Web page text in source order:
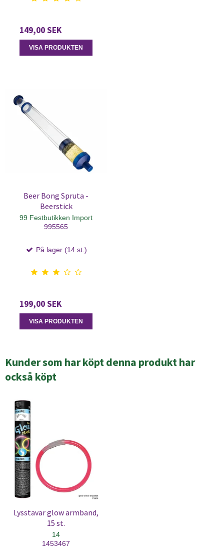
149,00 SEK
VISA PRODUKTEN
Beer Bong Spruta -
Beerstick
99 Festbutikken Import
995565
På lager (14 st.)
199,00 SEK
VISA PRODUKTEN
Kunder som har köpt denna produkt har
också köpt
Lysstavar glow armband,
15 st.
14
1453467